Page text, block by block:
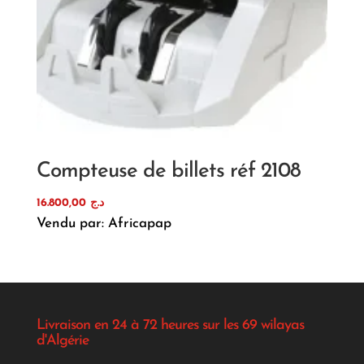
Compteuse de billets réf 2108
د.ج 16.800,00
Vendu par: Africapap
Livraison en 24 à 72 heures sur les 69 wilayas
d'Algérie